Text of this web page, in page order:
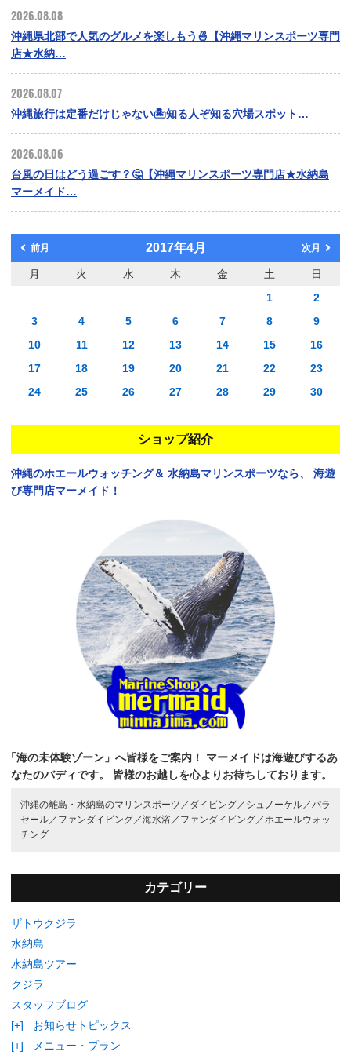
2026.08.08
沖縄県北部で人気のグルメを楽しもう🍜【沖縄マリンスポーツ専門
店★水納…
2026.08.07
沖縄旅行は定番だけじゃない🏝️知る人ぞ知る穴場スポット…
2026.08.06
台風の日はどう過ごす？🤔【沖縄マリンスポーツ専門店★水納島
マーメイド…
前月 2017年4月 次月
月 火 水 木 金 土
日
1
2
3
4 5 6 7 8
9
10
11 12 13 14 15
16
17
18 19 20 21 22
23
24
25 26 27 28 29 30
ショップ紹介
沖縄のホエールウォッチング＆ 水納島マリンスポーツなら、
海遊
び専門店マーメイド！
「海の未体験ゾーン」へ皆様をご案内！
マーメイドは海遊びするあ
なたのバディです。
皆様のお越しを心よりお待ちしております。
沖縄の離島・水納島のマリンスポーツ／ ダイビング／ シュノーケル／パラ
セール／ ファンダイビング／海水浴／ ファンダイビング／ホエールウォッ
チング
カテゴリー
ザトウクジラ
水納島
水納島ツアー
クジラ
スタッフブログ
[+]
お知らせトピックス
[+]
メニュー・プラン